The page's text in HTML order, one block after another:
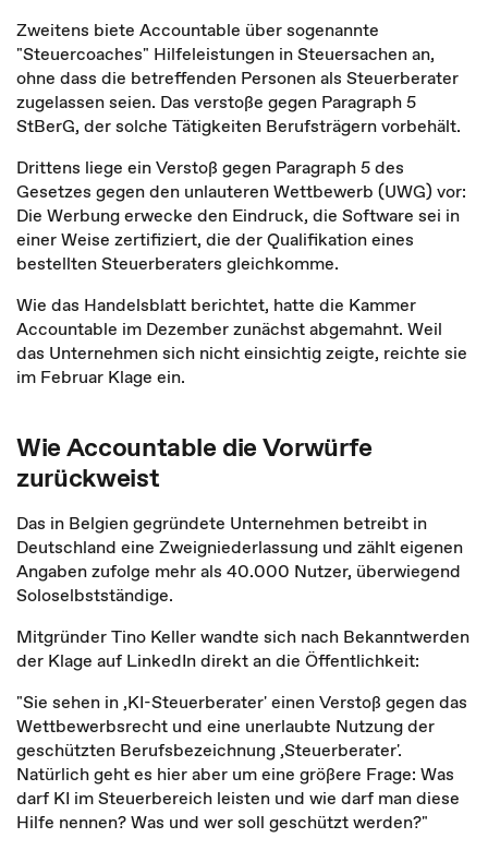
Zweitens biete Accountable über sogenannte
"Steuercoaches" Hilfeleistungen in Steuersachen an,
ohne dass die betreffenden Personen als Steuerberater
zugelassen seien. Das verstoße gegen Paragraph 5
StBerG, der solche Tätigkeiten Berufsträgern vorbehält.
Drittens liege ein Verstoß gegen Paragraph 5 des
Gesetzes gegen den unlauteren Wettbewerb (UWG) vor:
Die Werbung erwecke den Eindruck, die Software sei in
einer Weise zertifiziert, die der Qualifikation eines
bestellten Steuerberaters gleichkomme.
Wie das Handelsblatt berichtet, hatte die Kammer
Accountable im Dezember zunächst abgemahnt. Weil
das Unternehmen sich nicht einsichtig zeigte, reichte sie
im Februar Klage ein.
Wie Accountable die Vorwürfe
zurückweist
Das in Belgien gegründete Unternehmen betreibt in
Deutschland eine Zweigniederlassung und zählt eigenen
Angaben zufolge mehr als 40.000 Nutzer, überwiegend
Soloselbstständige.
Mitgründer Tino Keller wandte sich nach Bekanntwerden
der Klage auf LinkedIn direkt an die Öffentlichkeit:
"Sie sehen in ‚KI-Steuerberater' einen Verstoß gegen das
Wettbewerbsrecht und eine unerlaubte Nutzung der
geschützten Berufsbezeichnung ‚Steuerberater'.
Natürlich geht es hier aber um eine größere Frage: Was
darf KI im Steuerbereich leisten und wie darf man diese
Hilfe nennen? Was und wer soll geschützt werden?"